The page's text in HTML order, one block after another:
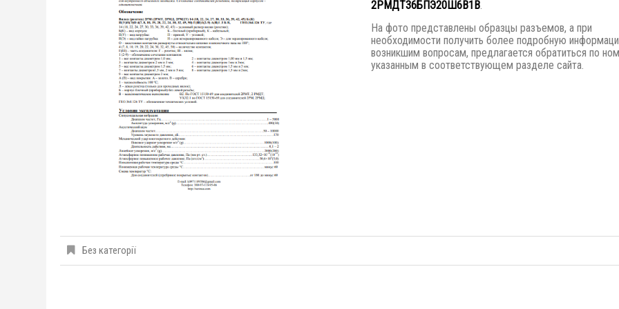
2РМДТ36БПЭ20Ш6В1В.
На фото представлены образцы разъемов, а при
необходимости получить более подробную
возникшим вопросам, предлагается обратиться по
указанным в соответствующем разделе сайта.
Без категорії